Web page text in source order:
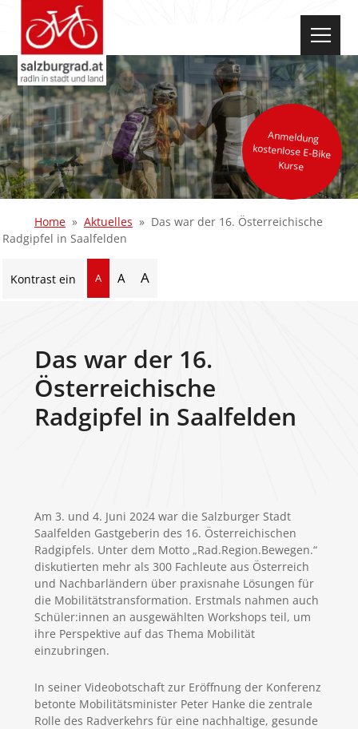
Anmeldung
kostenlose E-Bike
Kurse
Home Aktuelles
Das war der 16. Österreichische
Radgipfel in Saalfelden
Kontrast ein A A A
Das war der 16.
Österreichische
Radgipfel in Saalfelden
Am 3. und 4. Juni 2024 war die Salzburger Stadt
Saalfelden Gastgeberin des 16. Österreichischen
Radgipfels. Unter dem Motto „Rad.Region.Bewegen.“
diskutierten mehr als 300 Fachleute aus Österreich
und Nachbarländern über praxisnahe Lösungen für
die Mobilitätstransformation. Erstmals nahmen auch
Schüler:innen an ausgewählten Workshops teil, um
ihre Perspektive auf das Thema Mobilität
einzubringen.
In seiner Videobotschaft zur Eröffnung der Konferenz
betonte Mobilitätsminister Peter Hanke die zentrale
Rolle des Radverkehrs für eine nachhaltige, gesunde